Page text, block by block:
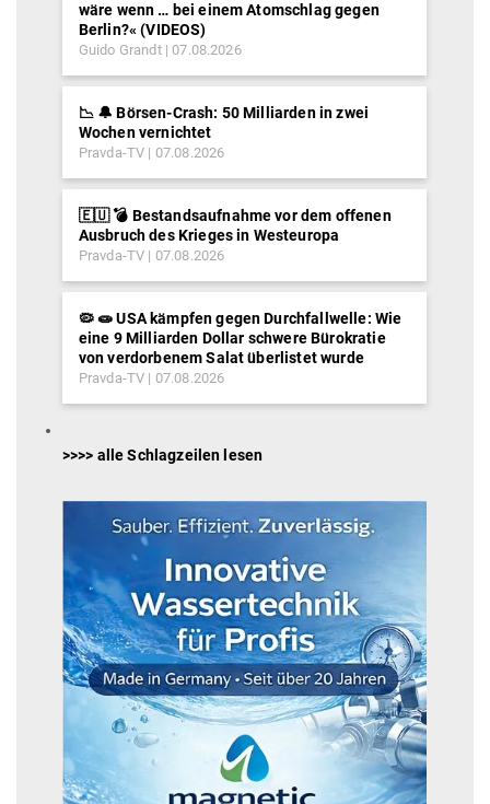
wäre wenn … bei einem Atomschlag gegen
Berlin?« (VIDEOS)
Guido Grandt 07.08.2026
📉 🔔 Börsen-Crash: 50 Milliarden in zwei
Wochen vernichtet
Pravda-TV 07.08.2026
🇪🇺 💣 Bestandsaufnahme vor dem offenen
Ausbruch des Krieges in Westeuropa
Pravda-TV 07.08.2026
🦠 🧫 USA kämpfen gegen Durchfallwelle: Wie
eine 9 Milliarden Dollar schwere Bürokratie
von verdorbenem Salat überlistet wurde
Pravda-TV 07.08.2026
>>>> alle Schlagzeilen lesen